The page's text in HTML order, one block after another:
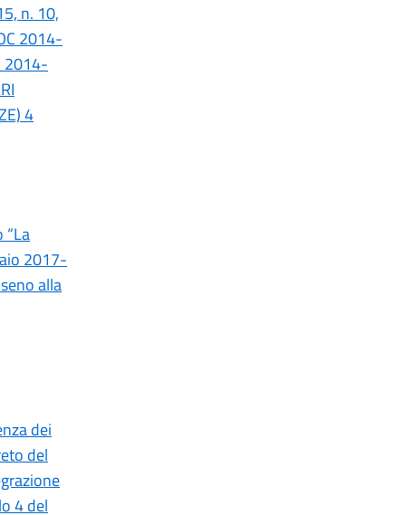
n. 10,
2014-
2014-
4
“La
2017-
alla
dei
del
4 del